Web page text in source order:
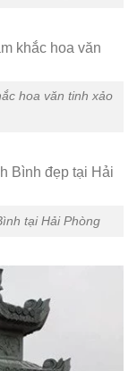
hoa văn tinh xảo
tại Hải Phòng